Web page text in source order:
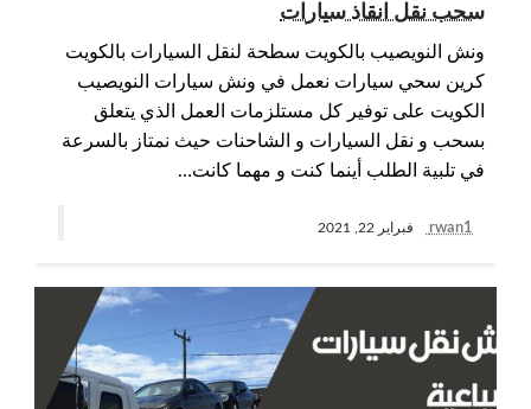
سحب نقل انقاذ سيارات
ونش النويصيب بالكويت سطحة لنقل السيارات بالكويت
كرين سحي سيارات نعمل في ونش سيارات النويصيب
الكويت على توفير كل مستلزمات العمل الذي يتعلق
بسحب و نقل السيارات و الشاحنات حيث نمتاز بالسرعة
في تلبية الطلب أينما كنت و مهما كانت…
rwan1 فبراير 22, 2021